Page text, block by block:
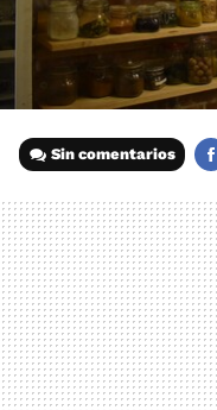
Sin comentarios